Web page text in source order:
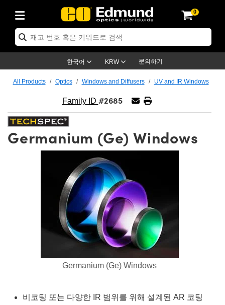
0
한국어 KRW 문의하기
Optics
Optics
System
and Breadboards
Filters
and Electronics
Lenses
(S-Mount Lenses)
Magnification Lenses
Objectives
and Advanced
Cameras
Cameras
Labs Cameras™
and Optomechanics
이트 & 조명
Accessories
Targets
Targets
& Stage Micrometers
Level Test Targets
& Detection
Solutions
and Electronics
and Roughness Standards
& Production
Handling Tools
Products
또는 제품생산
By Application
Imaging
Tomography
By Brand
Products
신제품
Lenses
또는 제품생산
Products
Products
Microscopy
Lenses
and Detection
All Products Optics Windows and Diffusers UV and IR Windows
Family ID #2685
Germanium (Ge) Windows
Germanium (Ge) Windows
비코팅 또는 다양한 IR 범위를 위해 설계된 AR 코팅